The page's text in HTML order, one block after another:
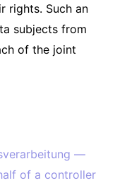
rights. Such an
subjects from
of the joint
—
of a controller